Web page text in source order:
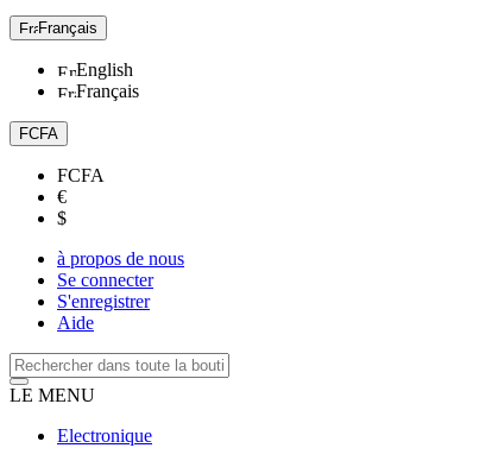
Français
English
Français
FCFA
FCFA
€
$
à propos de nous
Se connecter
S'enregistrer
Aide
LE MENU
Electronique